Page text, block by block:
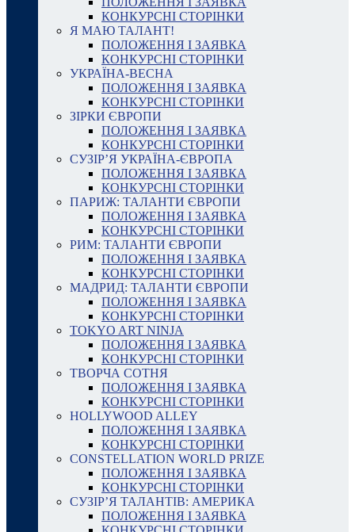
КОНКУРСНІ СТОРІНКИ
Я МАЮ ТАЛАНТ!
ПОЛОЖЕННЯ І ЗАЯВКА
КОНКУРСНІ СТОРІНКИ
УКРАЇНА-ВЕСНА
ПОЛОЖЕННЯ І ЗАЯВКА
КОНКУРСНІ СТОРІНКИ
ЗІРКИ ЄВРОПИ
ПОЛОЖЕННЯ І ЗАЯВКА
КОНКУРСНІ СТОРІНКИ
СУЗІР’Я УКРАЇНА-ЄВРОПА
ПОЛОЖЕННЯ І ЗАЯВКА
КОНКУРСНІ СТОРІНКИ
ПАРИЖ: ТАЛАНТИ ЄВРОПИ
ПОЛОЖЕННЯ І ЗАЯВКА
КОНКУРСНІ СТОРІНКИ
РИМ: ТАЛАНТИ ЄВРОПИ
ПОЛОЖЕННЯ І ЗАЯВКА
КОНКУРСНІ СТОРІНКИ
МАДРИД: ТАЛАНТИ ЄВРОПИ
ПОЛОЖЕННЯ І ЗАЯВКА
КОНКУРСНІ СТОРІНКИ
TOKYO ART NINJA
ПОЛОЖЕННЯ І ЗАЯВКА
КОНКУРСНІ СТОРІНКИ
ТВОРЧА СОТНЯ
ПОЛОЖЕННЯ І ЗАЯВКА
КОНКУРСНІ СТОРІНКИ
HOLLYWOOD ALLEY
ПОЛОЖЕННЯ І ЗАЯВКА
КОНКУРСНІ СТОРІНКИ
CONSTELLATION WORLD PRIZE
ПОЛОЖЕННЯ І ЗАЯВКА
КОНКУРСНІ СТОРІНКИ
СУЗІР’Я ТАЛАНТІВ: АМЕРИКА
ПОЛОЖЕННЯ І ЗАЯВКА